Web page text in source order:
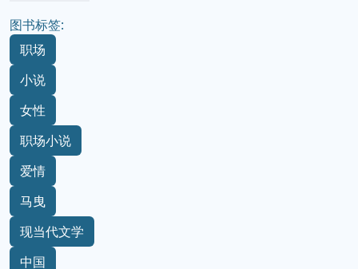
图书标签:
职场
小说
女性
职场小说
爱情
马曳
现当代文学
中国